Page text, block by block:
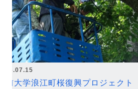
2026.07.15
弘前大学浪江町桜復興プロジェクト